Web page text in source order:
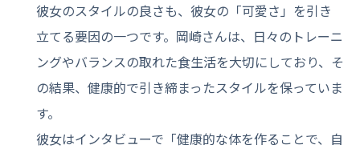
彼女のスタイルの良さも、彼女の「可愛さ」を引き
立てる要因の一つです。岡崎さんは、日々のトレーニ
ングやバランスの取れた食生活を大切にしており、そ
の結果、健康的で引き締まったスタイルを保っていま
す。
彼女はインタビューで「健康的な体を作ることで、自